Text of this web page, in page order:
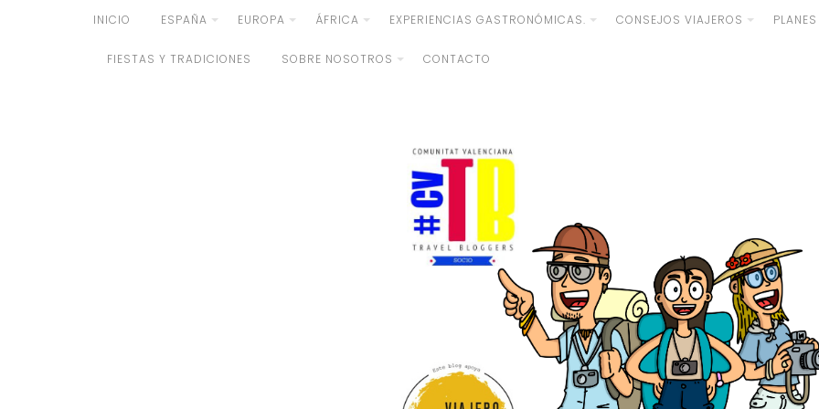
INICIO ESPAÑA EUROPA ÁFRICA EXPERIENCIAS GASTRONÓMICAS. CONSEJOS VIAJEROS
FIESTAS Y TRADICIONES SOBRE NOSOTROS CONTACTO